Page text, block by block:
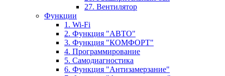
27. Вентилятор
Функции
1. Wi-Fi
2. Функция "АВТО"
3. Функция "КОМФОРТ"
4. Программирование
5. Самодиагностика
6. Функция "Антизамерзание"